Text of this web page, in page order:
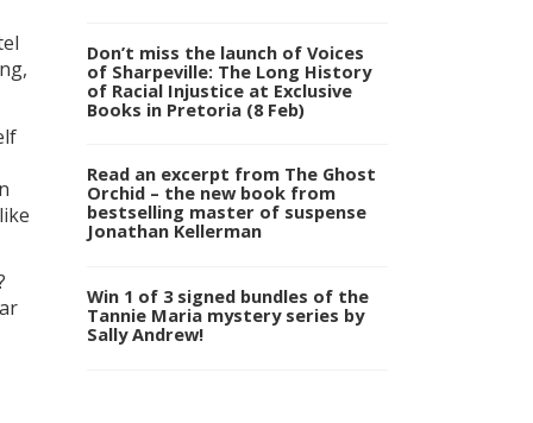
Don’t miss the launch of Voices
of Sharpeville: The Long History
of Racial Injustice at Exclusive
Books in Pretoria (8 Feb)
Read an excerpt from The Ghost
Orchid – the new book from
bestselling master of suspense
Jonathan Kellerman
Win 1 of 3 signed bundles of the
Tannie Maria mystery series by
Sally Andrew!